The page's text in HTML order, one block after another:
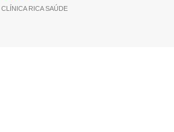
CLÍNICA RICA SAÚDE